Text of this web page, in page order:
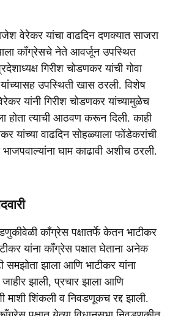
वेरेकर यांचा वाढदिन दणक्यात साजरा
काँग्रेसचे नेते आवर्जून उपस्थित
गिरीश चोडणकर यांची गोवा
यांच्यासह उपस्थिती खास ठरली. विशेष
यांनी गिरीश चोडणकर यांच्यामुळेच
त्याची आठवण करून दिली. काही
यांच्या वाढदिन सोहळ्याला फोंडेकरांची
घाम काढावी अशीच ठरली.
काँग्रेस पक्षातर्फे केतन भाटीकर
यांना काँग्रेस पक्षात घेताना अनेक
समझोता झाला आणि भाटीकर यांना
झाली, प्रचार झाला आणि
माशी शिंकली व निवडणूकच रद्द झाली.